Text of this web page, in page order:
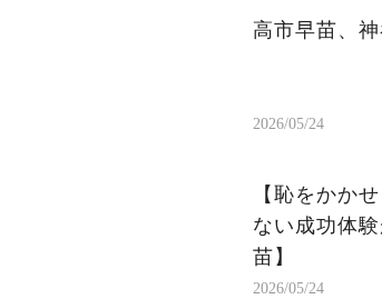
高市早苗、
2026/05/24
【恥をかか
ない成功体
苗】
2026/05/24